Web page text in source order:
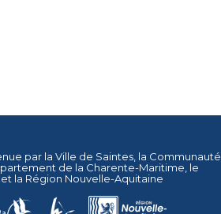
par la Ville de Saintes , la Communauté
de la Charente-Maritime , le
et la Région Nouvelle-Aquitaine